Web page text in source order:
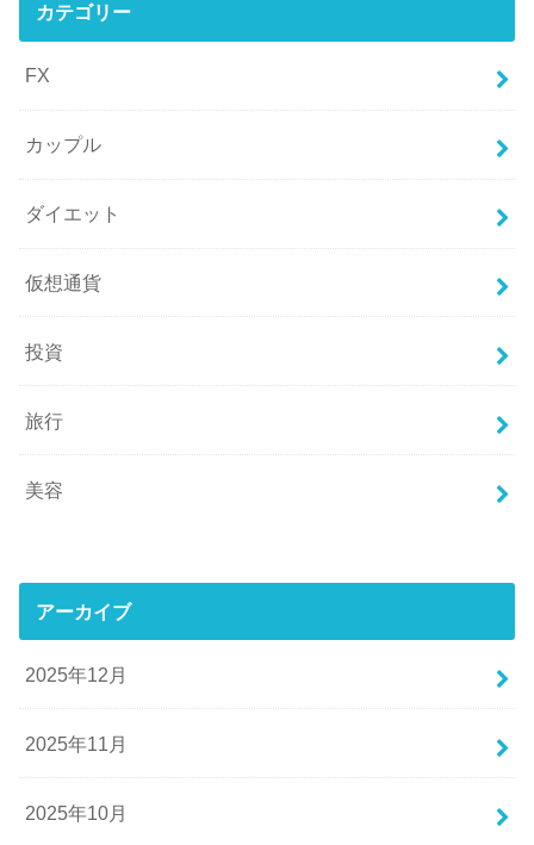
カテゴリー
FX
カップル
ダイエット
仮想通貨
投資
旅行
美容
アーカイブ
2025年12月
2025年11月
2025年10月